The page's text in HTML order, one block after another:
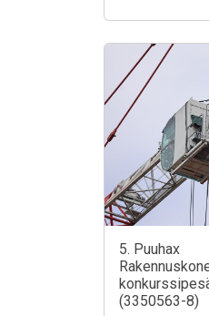
5. Puuhax
(3350563-8)